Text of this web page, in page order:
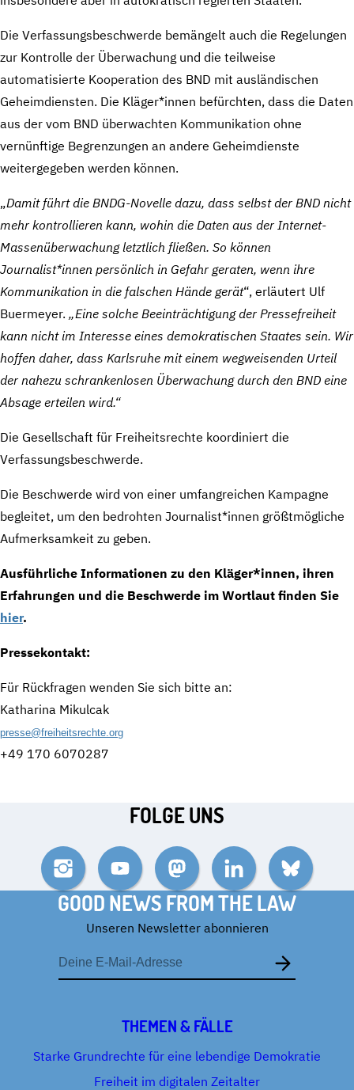
Die Verfassungsbeschwerde bemängelt auch die Regelungen
zur Kontrolle der Überwachung und die teilweise
automatisierte Kooperation des BND mit ausländischen
Geheimdiensten. Die Kläger*innen befürchten, dass die Daten
aus der vom BND überwachten Kommunikation ohne
vernünftige Begrenzungen an andere Geheimdienste
weitergegeben werden können.
„Damit führt die BNDG-Novelle dazu, dass selbst der BND nicht
mehr kontrollieren kann, wohin die Daten aus der Internet-
Massenüberwachung letztlich fließen. So können
Journalist*innen persönlich in Gefahr geraten, wenn ihre
Kommunikation in die falschen Hände gerät“, erläutert Ulf
Buermeyer. „Eine solche Beeinträchtigung der Pressefreiheit
kann nicht im Interesse eines demokratischen Staates sein. Wir
hoffen daher, dass Karlsruhe mit einem wegweisenden Urteil
der nahezu schrankenlosen Überwachung durch den BND eine
Absage erteilen wird.“
Die Gesellschaft für Freiheitsrechte koordiniert die
Verfassungsbeschwerde.
Die Beschwerde wird von einer umfangreichen Kampagne
begleitet, um den bedrohten Journalist*innen größtmögliche
Aufmerksamkeit zu geben.
Ausführliche Informationen zu den Kläger*innen, ihren
Erfahrungen und die Beschwerde im Wortlaut finden Sie
hier.
Pressekontakt:
Für Rückfragen wenden Sie sich bitte an:
Katharina Mikulcak
presse@freiheitsrechte.org
+49 170 6070287
FOLGE UNS
InstagramYouTube MastodonLinkedIn Bluesky
GOOD NEWS FROM THE LAW
Unseren Newsletter abonnieren
E-
Mail-
Adresse
THEMEN & FÄLLE
Starke Grundrechte für eine lebendige Demokratie
Freiheit im digitalen Zeitalter